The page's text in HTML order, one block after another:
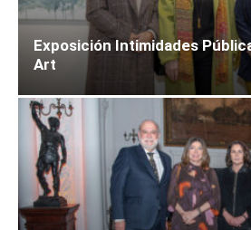
Exposición Intimidades
Art